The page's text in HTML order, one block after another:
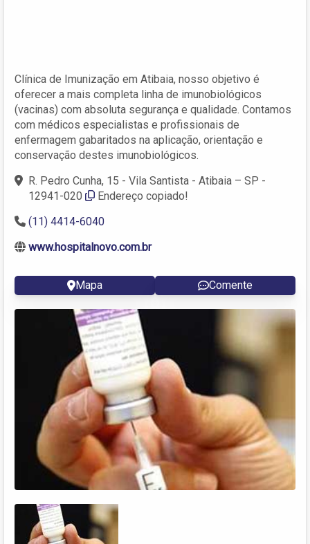
Clínica de Imunização em Atibaia, nosso objetivo é
oferecer a mais completa linha de imunobiológicos
(vacinas) com absoluta segurança e qualidade. Contamos
com médicos especialistas e profissionais de
enfermagem gabaritados na aplicação, orientação e
conservação destes imunobiológicos.
R. Pedro Cunha, 15 - Vila Santista - Atibaia – SP -
12941-020
Endereço copiado!
(11) 4414-6040
www.hospitalnovo.com.br
Mapa Comente